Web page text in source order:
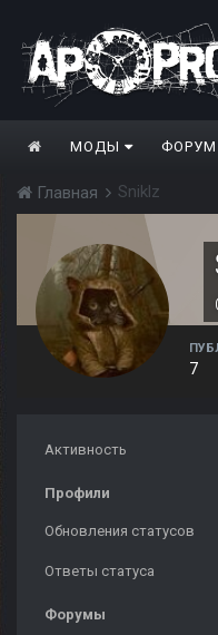
МОДЫ ФОРУМ
Главная Sniklz
7
Активность
Профили
Обновления статусов
Ответы статуса
Форумы